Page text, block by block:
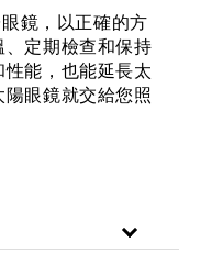
鏡，
以正確的方
定期檢查和保持
能，也能延長太
陽眼鏡就交給您照